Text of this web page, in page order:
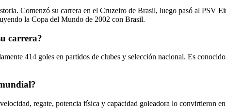
Comenzó su carrera en el Cruzeiro de Brasil, luego pasó al
la Copa del Mundo de 2002 con Brasil.
carrera?
414 goles en partidos de clubes y selección nacional. Es
regate, potencia física y capacidad goleadora lo convirtieron